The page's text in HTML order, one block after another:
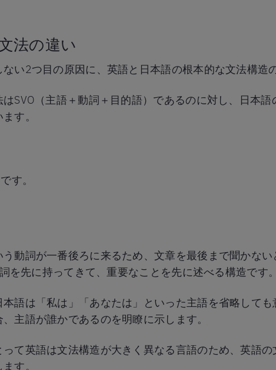
法の違い
い2つ目の原因に、英語と日本語の根本的な文法構造
SVO（主語＋動詞＋目的語）であるのに対し、日本語
す。
す。
動詞が一番後ろに来るため、文章を最後まで聞かな
を先に持ってきて、重要なことを先に述べる構造です。
語は「私は」「あなたは」といった主語を省略して
主語が誰かであるのを明瞭に示します。
て英語は文法構造が大きく異なる言語のため、英語
す。